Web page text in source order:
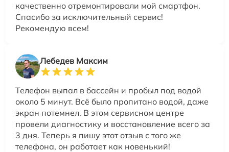
качественно отремонтировали мой смартфон.
Спасибо за исключительный сервис!
Рекомендую всем!
Лебедев Максим
Телефон выпал в бассейн и пробыл под водой
около 5 минут. Всё было пропитано водой, даже
экран потемнел. В этом сервисном центре
провели диагностику и восстановление всего за
3 дня. Теперь я пишу этот отзыв с того же
телефона, он работает как новенький!